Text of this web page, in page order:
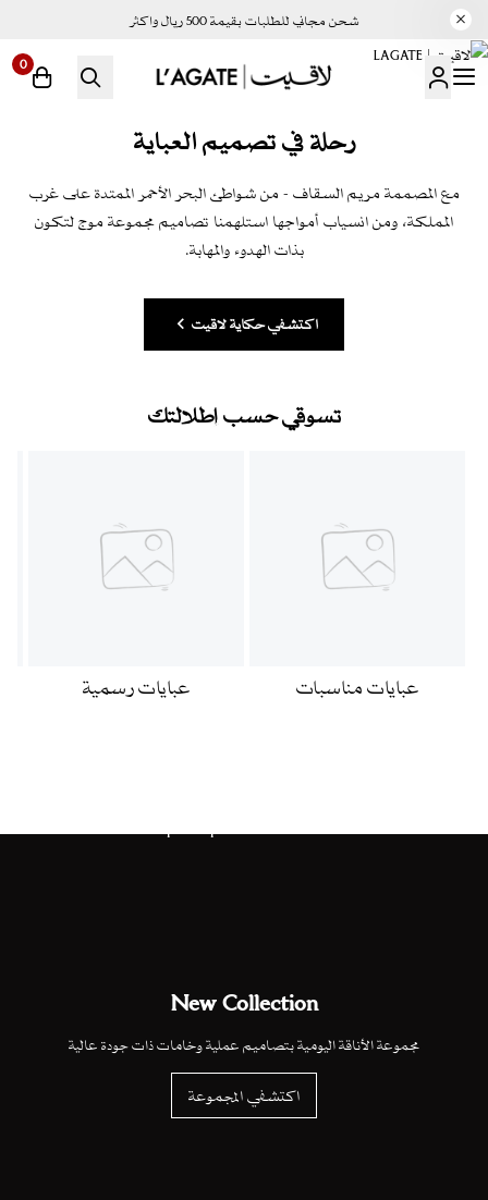
شحن مجاني للطلبات بقيمة 500 ريال واكثر
لاقيت | LAGATE
0
رحلة في تصميم العباية
مع المصممة مريم السقاف - من شواطئ البحر الأحمر الممتدة على غرب
المملكة، ومن انسياب أمواجها استلهمنا تصاميم مجموعة موج لتكون
بذات الهدوء والمهابة.
اكتشفي حكاية لاقيت
تسوقي حسب إطلالتك
عبايات مناسبات عبايات رسمية
New Collection
مجموعة الأناقة اليومية بتصاميم عملية وخامات ذات جودة عالية
اكتشفي المجموعة